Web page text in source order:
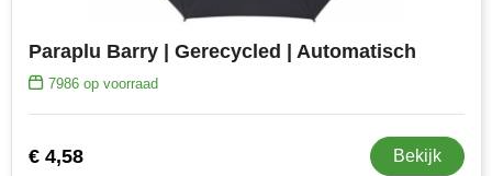
Paraplu Barry | Gerecycled | Automatisch
7986op voorraad
€ 4,58 Bekijk